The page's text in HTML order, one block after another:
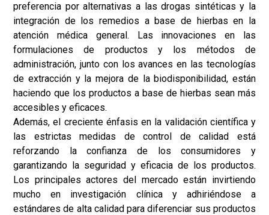
preferencia por alternativas a las drogas sintéticas y la
integración de los remedios a base de hierbas en la
atención médica general. Las innovaciones en las
formulaciones de productos y los métodos de
administración, junto con los avances en las tecnologías
de extracción y la mejora de la biodisponibilidad, están
haciendo que los productos a base de hierbas sean más
accesibles y eficaces.
Además, el creciente énfasis en la validación científica y
las estrictas medidas de control de calidad está
reforzando la confianza de los consumidores y
garantizando la seguridad y eficacia de los productos.
Los principales actores del mercado están invirtiendo
mucho en investigación clínica y adhiriéndose a
estándares de alta calidad para diferenciar sus productos